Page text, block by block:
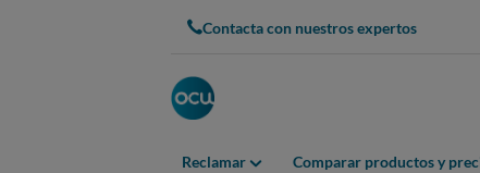
Contacta con nuestros expertos
Reclamar Comparar productos y